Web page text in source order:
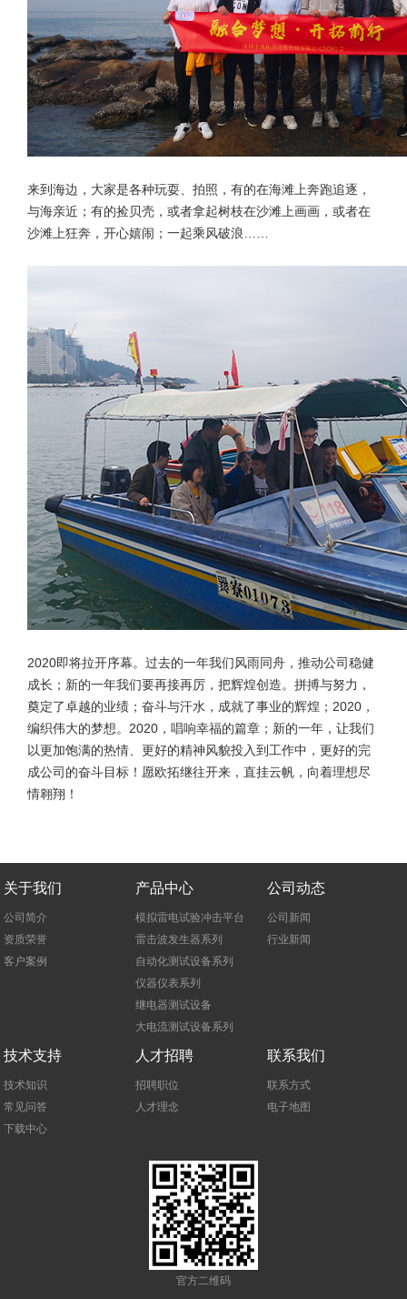
来到海边，大家是各种玩耍、拍照，有的在海滩上奔跑追逐，
与海亲近；有的捡贝壳，或者拿起树枝在沙滩上画画，或者在
沙滩上狂奔，开心嬉闹；一起乘风破浪……
2020即将拉开序幕。过去的一年我们风雨同舟，推动公司稳健
成长；新的一年我们要再接再厉，把辉煌创造。拼搏与努力，
奠定了卓越的业绩；奋斗与汗水，成就了事业的辉煌；2020，
编织伟大的梦想。2020，唱响幸福的篇章；新的一年，让我们
以更加饱满的热情、更好的精神风貌投入到工作中，更好的完
成公司的奋斗目标！愿欧拓继往开来，直挂云帆，向着理想尽
情翱翔！
关于我们
公司简介
资质荣誉
客户案例
产品中心
模拟雷电试验冲击平台
雷击波发生器系列
自动化测试设备系列
仪器仪表系列
继电器测试设备
大电流测试设备系列
公司动态
公司新闻
行业新闻
技术支持
技术知识
常见问答
下载中心
人才招聘
招聘职位
人才理念
联系我们
联系方式
电子地图
官方二维码